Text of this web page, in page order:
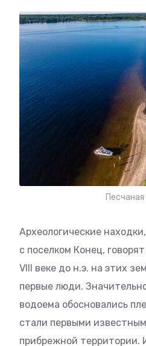
Песчаная
Археологические
с поселком Конец,
VIII веке до н.э. на этих
первые люди.
водоема обосновались
стали первыми
прибрежной территории.